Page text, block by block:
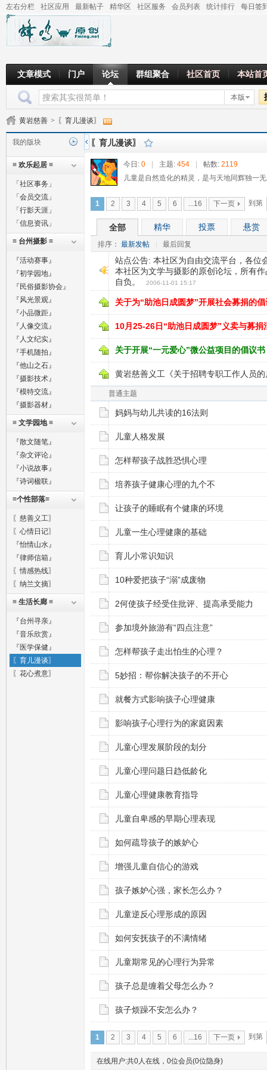
左右分栏 社区应用 最新帖子 精华区 社区服务 会员列表 统计排行 每日签
文章模式 门户 论坛 群组聚合 社区首页 本站首
本版
黄岩慈善 > 〖育儿漫谈〗
我的版块
≡ 欢乐起居 ≡
「社区事务」
「会员交流」
「行影天涯」
「信息资讯」
≡ 台州摄影 ≡
『活动赛事』
『初学园地』
『民俗摄影协会』
『风光景观』
『小品微距』
『人像交流』
『人文纪实』
『手机随拍』
『他山之石』
『摄影技术』
『模特交流』
『摄影器材』
≡ 文学园地 ≡
『散文随笔』
『杂文评论』
『小说故事』
『诗词楹联』
≡个性部落≡
〖慈善义工〗
〖心情日记〗
『怡情山水』
『律师信箱』
〖情感热线〗
〖纳兰文摘〗
≡ 生活长廊 ≡
『台州寻亲』
『音乐欣赏』
『医学保健』
〖育儿漫谈〗
〖花心煮意〗
〖育儿漫谈〗
今日: 0 主题: 454 帖数: 2119
儿童是自然造化的精灵，是与天地同辉独一
1 2 3 4 5 6 ...16 下一页 到第
全部 精华 投票 悬赏
排序： 最新发帖 最后回复
站点公告: 本社区为自由交流平台，各位
本社区为文学与摄影的原创论坛，所有
自负。
2006-11-01 15:17
关于为“助池日成圆梦”开展社会募捐的倡
10月25-26日“助池日成圆梦”义卖与募捐
关于开展“一元爱心”微公益项目的倡议
黄岩慈善义工《关于招聘专职工作人员
普通主题
妈妈与幼儿共读的16法则
儿童人格发展
怎样帮孩子战胜恐惧心理
培养孩子健康心理的九个不
让孩子的睡眠有个健康的环境
儿童一生心理健康的基础
育儿小常识知识
10种爱把孩子“溺”成废物
2何使孩子经受住批评、提高承受能力
参加境外旅游有“四点注意”
怎样帮孩子走出怕生的心理？
5妙招：帮你解决孩子的不开心
就餐方式影响孩子心理健康
影响孩子心理行为的家庭因素
儿童心理发展阶段的划分
儿童心理问题日趋低龄化
儿童心理健康教育指导
儿童自卑感的早期心理表现
如何疏导孩子的嫉妒心
增强儿童自信心的游戏
孩子嫉妒心强，家长怎么办？
儿童逆反心理形成的原因
如何安抚孩子的不满情绪
儿童期常见的心理行为异常
孩子总是缠着父母怎么办？
孩子烦躁不安怎么办？
1 2 3 4 5 6 ...16 下一页 到第
在线用户:共0人在线，0位会员(0位隐身)